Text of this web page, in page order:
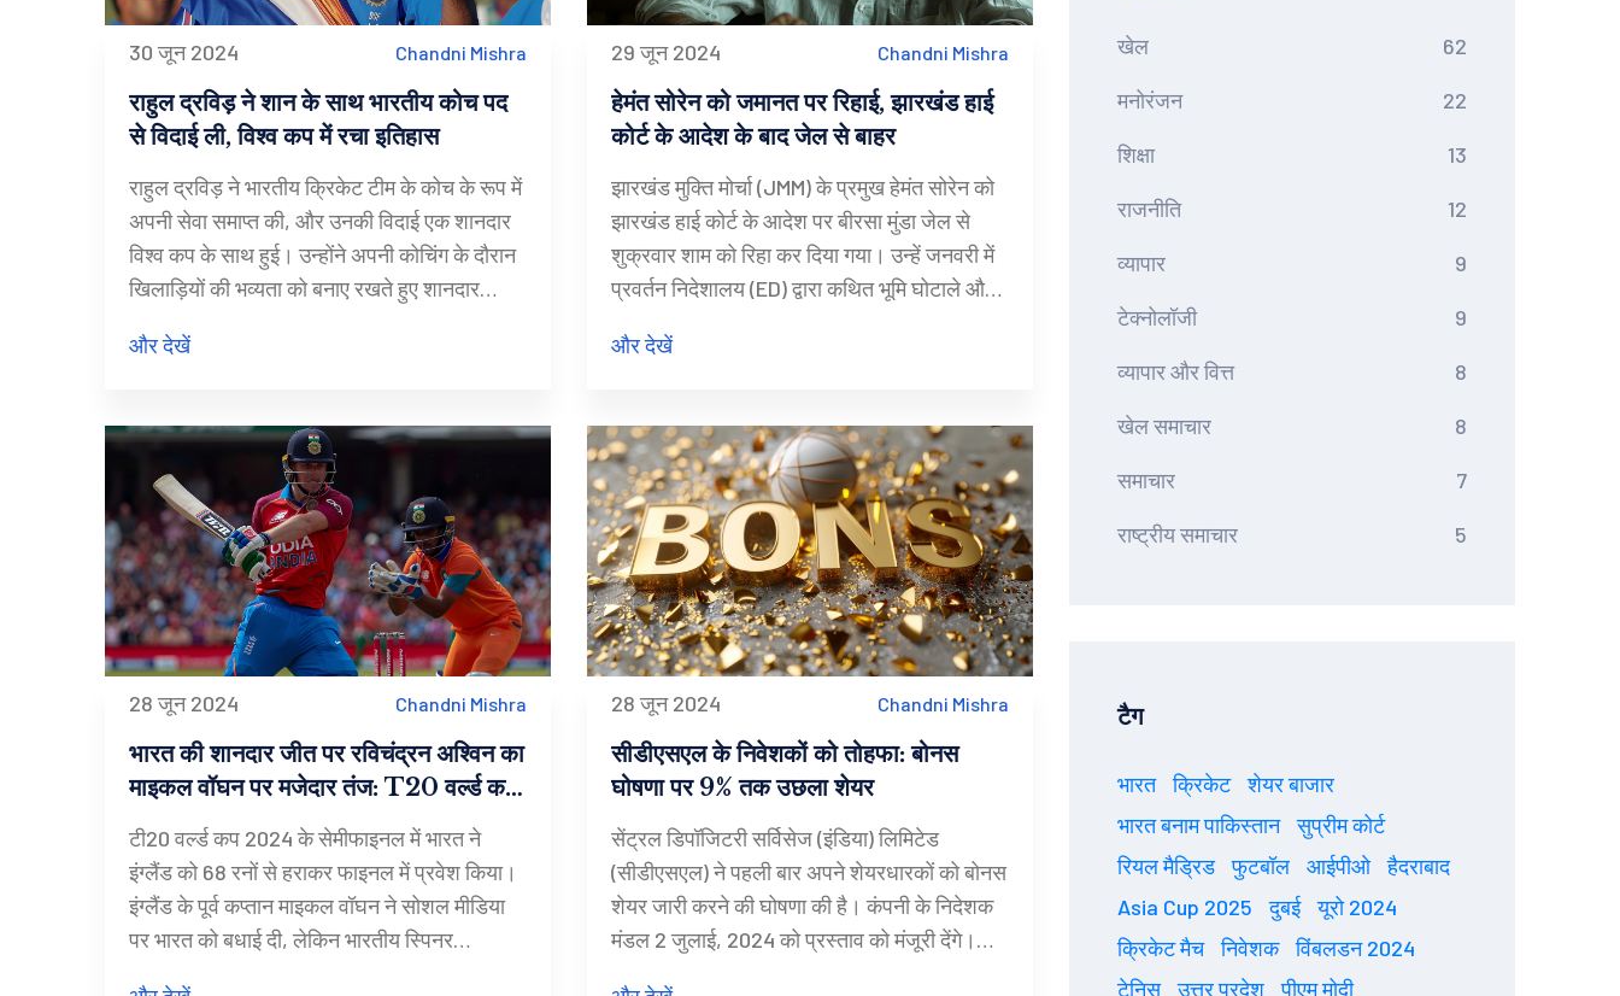
30 जून 2024 Chandni Mishra
राहुल द्रविड़ ने शान के साथ भारतीय कोच पद
से विदाई ली, विश्व कप में रचा इतिहास
राहुल द्रविड़ ने भारतीय क्रिकेट टीम के कोच के रूप में
अपनी सेवा समाप्त की, और उनकी विदाई एक शानदार
विश्व कप के साथ हुई। उन्होंने अपनी कोचिंग के दौरान
खिलाड़ियों की भव्यता को बनाए रखते हुए शानदार
मोहम्मद सिराज को एक ऑल-फॉर्मेट गेंदबाज के रूप में
और देखें
29 जून 2024 Chandni Mishra
हेमंत सोरेन को जमानत पर रिहाई, झारखंड हाई
कोर्ट के आदेश के बाद जेल से बाहर
झारखंड मुक्ति मोर्चा (JMM) के प्रमुख हेमंत सोरेन को
झारखंड हाई कोर्ट के आदेश पर बीरसा मुंडा जेल से
शुक्रवार शाम को रिहा कर दिया गया। उन्हें जनवरी में
प्रवर्तन निदेशालय (ED) द्वारा कथित भूमि घोटाले और
उनकी पत्नी कल्पना सोरेन और पार्टी के सदस्य भी
और देखें
28 जून 2024 Chandni Mishra
भारत की शानदार जीत पर रविचंद्रन अश्विन का
माइकल वॉघन पर मजेदार तंज: T20 वर्ल्ड कप
2024 में सेमीफाइनल का रोमांचक मुकाबला
टी20 वर्ल्ड कप 2024 के सेमीफाइनल में भारत ने
इंग्लैंड को 68 रनों से हराकर फाइनल में प्रवेश किया।
इंग्लैंड के पूर्व कप्तान माइकल वॉघन ने सोशल मीडिया
पर भारत को बधाई दी, लेकिन भारतीय स्पिनर
28 जून 2024 Chandni Mishra
सीडीएसएल के निवेशकों को तोहफा: बोनस
घोषणा पर 9% तक उछला शेयर
सेंट्रल डिपॉजिटरी सर्विसेज (इंडिया) लिमिटेड
(सीडीएसएल) ने पहली बार अपने शेयरधारकों को बोनस
शेयर जारी करने की घोषणा की है। कंपनी के निदेशक
मंडल 2 जुलाई, 2024 को प्रस्ताव को मंजूरी देंगे।
खेल 62
मनोरंजन 22
शिक्षा 13
राजनीति 12
व्यापार 9
टेक्नोलॉजी 9
व्यापार और वित्त 8
खेल समाचार 8
समाचार 7
राष्ट्रीय समाचार 5
टैग
भारत क्रिकेट
शेयर बाजार
भारत बनाम पाकिस्तान
सुप्रीम कोर्ट
रियल मैड्रिड
फुटबॉल आईपीओ
हैदराबाद
Asia Cup 2025
दुबई
यूरो 2024
क्रिकेट मैच
निवेशक
विंबलडन 2024
टेनिस
उत्तर प्रदेश
पीएम मोदी